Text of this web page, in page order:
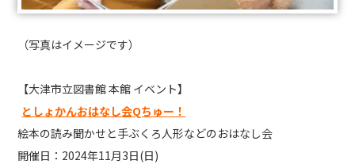
（写真はイメージです）
【大津市立図書館 本館 イベント】
としょかんおはなし会Qちゅー！
絵本の読み聞かせと手ぶくろ人形などのおはなし会
開催日：2024年11月3日(日)